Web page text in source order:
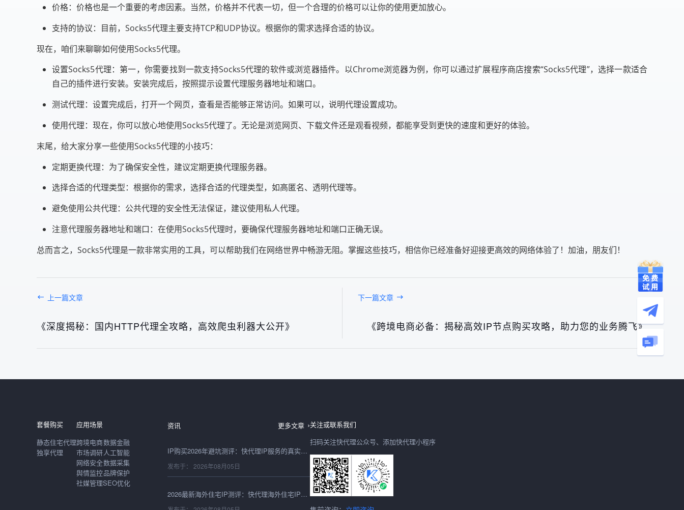
价格：价格也是一个重要的考虑因素。当然，价格并不代表一切，但一个合理的价格可以让你的使用更加放心。
支持的协议：目前，Socks5代理主要支持TCP和UDP协议。根据你的需求选择合适的协议。
现在，咱们来聊聊如何使用Socks5代理。
设置Socks5代理：第一，你需要找到一款支持Socks5代理的软件或浏览器插件。以Chrome浏览器为例，你可以通过扩展程序商店搜索“Socks5代理”，选择一款适合
自己的插件进行安装。安装完成后，按照提示设置代理服务器地址和端口。
测试代理：设置完成后，打开一个网页，查看是否能够正常访问。如果可以，说明代理设置成功。
使用代理：现在，你可以放心地使用Socks5代理了。无论是浏览网页、下载文件还是观看视频，都能享受到更快的速度和更好的体验。
末尾，给大家分享一些使用Socks5代理的小技巧：
定期更换代理：为了确保安全性，建议定期更换代理服务器。
选择合适的代理类型：根据你的需求，选择合适的代理类型，如高匿名、透明代理等。
避免使用公共代理：公共代理的安全性无法保证，建议使用私人代理。
注意代理服务器地址和端口：在使用Socks5代理时，要确保代理服务器地址和端口正确无误。
总而言之，Socks5代理是一款非常实用的工具，可以帮助我们在网络世界中畅游无阻。掌握这些技巧，相信你已经准备好迎接更高效的网络体验了！加油，朋友们！
上一篇文章
《深度揭秘：国内HTTP代理全攻略，高效爬虫利器大公开》
下一篇文章
《跨境电商必备：揭秘高效IP节点购买攻略，助力您的业务腾飞》
套餐购买
静态住宅代理
独享代理
应用场景
跨境电商
市场调研
网络安全
舆情监控
社媒管理
数据金融
人工智能
数据采集
品牌保护
SEO优化
资讯 更多文章
发布于： 2026年08月06日
IP购买2026年避坑测评：快代理IP服务的真实性能与性价比实测
发布于： 2026年08月05日
2026最新海外住宅IP测评：快代理海外住宅IP跨境适配与性能实测
关注或联系我们
扫码关注快代理公众号、添加快代理小程序